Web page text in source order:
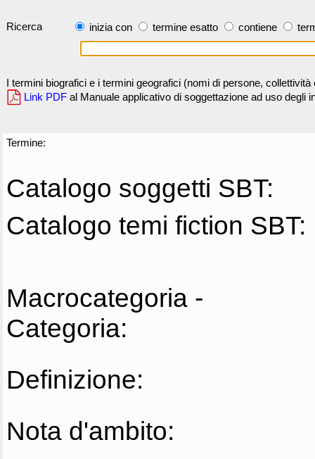
Ricerca inizia con termine esatto contiene
I termini biografici e i termini geografici (nomi di persone,
Link PDF al Manuale applicativo di soggettazione ad uso degli
Termine:
Catalogo soggetti SBT:
Catalogo temi fiction SBT:
Macrocategoria -
Categoria:
Definizione:
Nota d'ambito: